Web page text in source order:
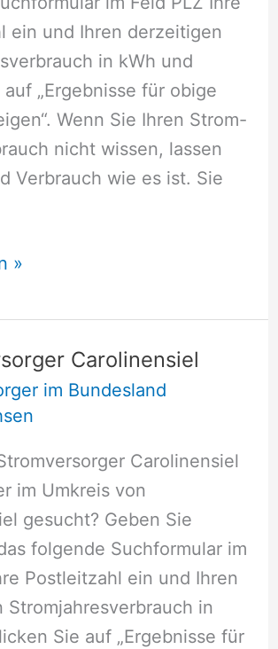
ein und Ihren derzeitigen
in kWh und
„Ergebnisse für obige
Wenn Sie Ihren Strom-
nicht wissen, lassen
Verbrauch wie es ist. Sie
»
Carolinensiel
im Bundesland
Carolinensiel
im Umkreis von
gesucht? Geben Sie
folgende Suchformular im
Postleitzahl ein und Ihren
Stromjahresverbrauch in
Sie auf „Ergebnisse für